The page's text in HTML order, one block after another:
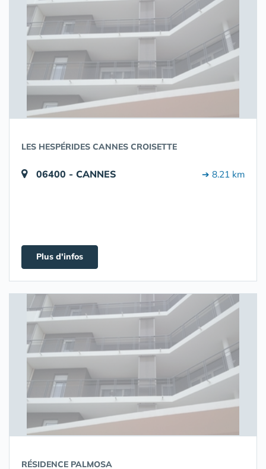
LES HESPÉRIDES CANNES CROISETTE
06400 - CANNES ➔ 8.21 km
Plus d'infos
RÉSIDENCE PALMOSA